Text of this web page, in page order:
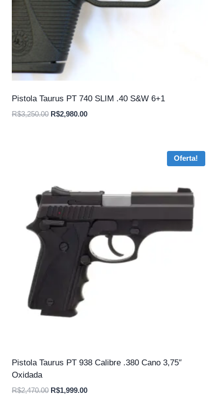
Pistola Taurus PT 740 SLIM .40 S&W 6+1
R$3,250.00 O
R$2,980.00O
Oferta!
Pistola Taurus PT 938 Calibre .380 Cano 3,75″
Oxidada
R$2,470.00 O
R$1,999.00O